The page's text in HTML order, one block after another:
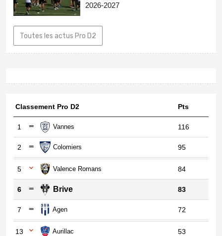
2026-2027
Toutes les actus Pro D2
Classement Pro D2 Pts
1 Vannes 116
2 Colomiers 95
5 Valence Romans 84
6 Brive 83
7 Agen 72
13 Aurillac 53